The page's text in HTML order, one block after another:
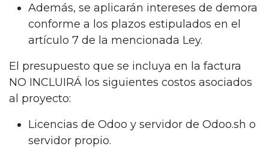
Además, se aplicarán intereses de demora
conforme a los plazos estipulados en el
artículo 7 de la mencionada Ley.
El presupuesto que se incluya en la factura
NO INCLUIRÁ los siguientes costos asociados
al proyecto:
Licencias de Odoo y servidor de Odoo.sh o
servidor propio.